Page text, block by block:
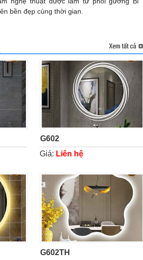
bền đẹp cùng thời gian.
G602
Giá: Liên hệ
G602TH